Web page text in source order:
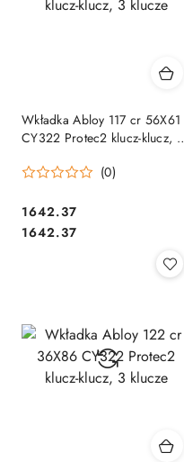
Wkładka Abloy 117 cr 56X61
CY322 Protec2 klucz-klucz, 3
(0)
Cena:
1642.37
Cena:
1642.37